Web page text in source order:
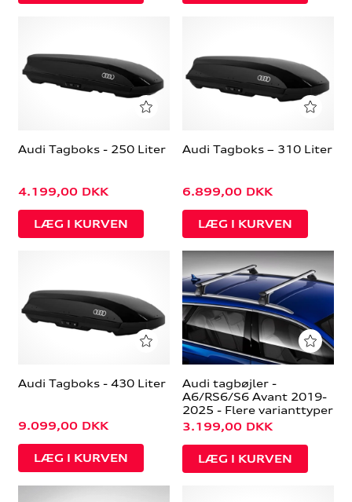
Audi Tagboks - 250 Liter
4.199,00 DKK
Audi Tagboks – 310 Liter
6.899,00 DKK
Audi Tagboks - 430 Liter
9.099,00 DKK
Audi tagbøjler -
A6/RS6/S6 Avant 2019-
2025 - Flere varianttyper
3.199,00 DKK